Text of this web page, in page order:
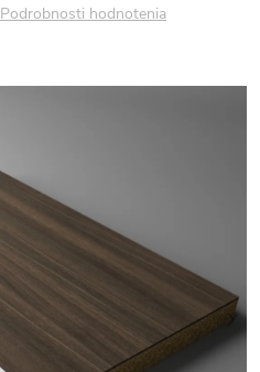
Podrobnosti hodnotenia